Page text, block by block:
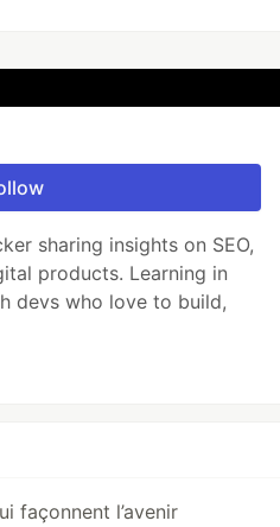
sharing insights on SEO,
products. Learning in
devs who love to build,
façonnent l’avenir